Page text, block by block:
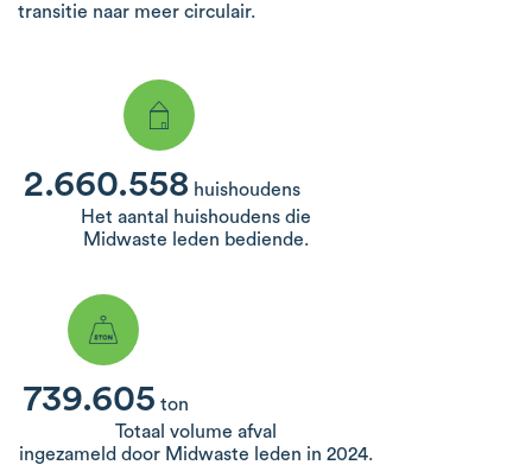
transitie naar meer circulair.
2.660.558 huishoudens
Het aantal huishoudens die
Midwaste leden bediende.
739.605 ton
Totaal volume afval
ingezameld door Midwaste leden in 2024.